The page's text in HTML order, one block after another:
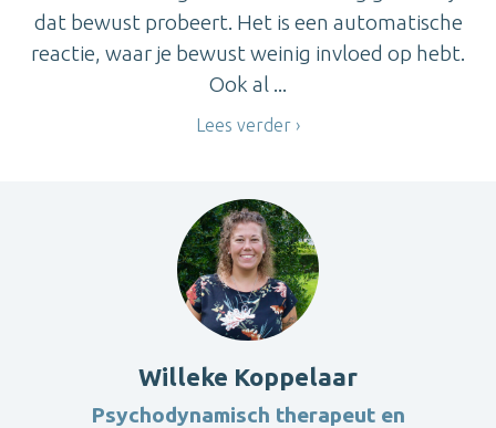
dat bewust probeert. Het is een automatische
reactie, waar je bewust weinig invloed op hebt.
Ook al ...
Lees verder
Willeke Koppelaar
Psychodynamisch therapeut en